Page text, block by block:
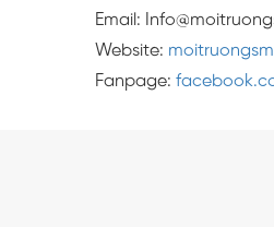
Email:
Website:
Fanpage: